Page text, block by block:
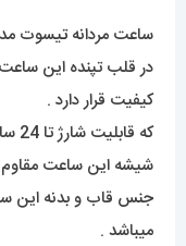
ساعت مردانهتیسوت
در قلب تپنده این
کیفیت قرار دارد .
که قابلیت شارژ تا 24 ساعت بدونه استفاده روی مچ دست را دارد .
شیشه این ساعت
جنس قاب و بدنه این
میباشد .